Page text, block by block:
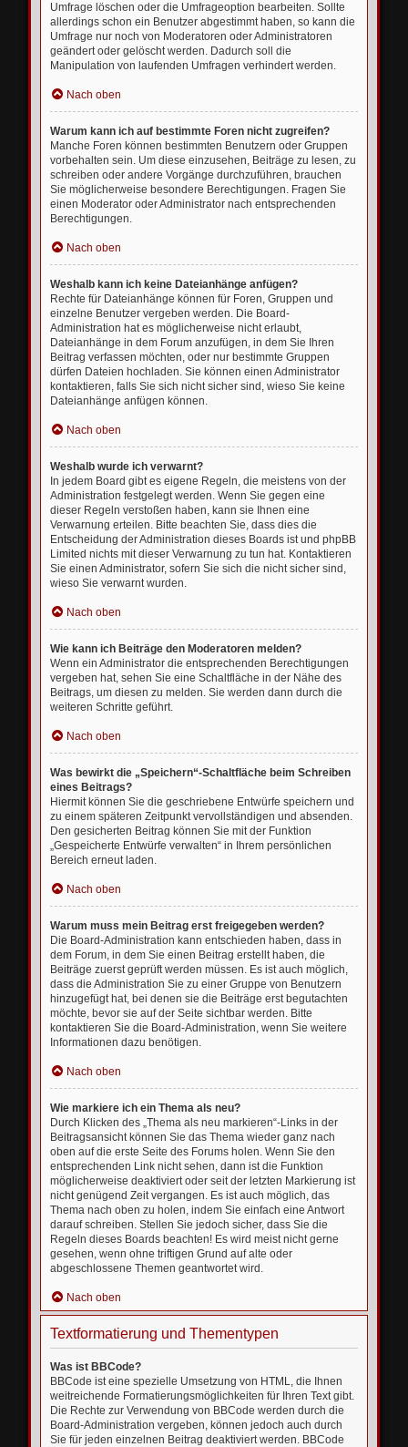
Umfrage löschen oder die Umfrageoption bearbeiten. Sollte
allerdings schon ein Benutzer abgestimmt haben, so kann die
Umfrage nur noch von Moderatoren oder Administratoren
geändert oder gelöscht werden. Dadurch soll die
Manipulation von laufenden Umfragen verhindert werden.
Nach oben
Warum kann ich auf bestimmte Foren nicht zugreifen?
Manche Foren können bestimmten Benutzern oder Gruppen
vorbehalten sein. Um diese einzusehen, Beiträge zu lesen, zu
schreiben oder andere Vorgänge durchzuführen, brauchen
Sie möglicherweise besondere Berechtigungen. Fragen Sie
einen Moderator oder Administrator nach entsprechenden
Berechtigungen.
Nach oben
Weshalb kann ich keine Dateianhänge anfügen?
Rechte für Dateianhänge können für Foren, Gruppen und
einzelne Benutzer vergeben werden. Die Board-
Administration hat es möglicherweise nicht erlaubt,
Dateianhänge in dem Forum anzufügen, in dem Sie Ihren
Beitrag verfassen möchten, oder nur bestimmte Gruppen
dürfen Dateien hochladen. Sie können einen Administrator
kontaktieren, falls Sie sich nicht sicher sind, wieso Sie keine
Dateianhänge anfügen können.
Nach oben
Weshalb wurde ich verwarnt?
In jedem Board gibt es eigene Regeln, die meistens von der
Administration festgelegt werden. Wenn Sie gegen eine
dieser Regeln verstoßen haben, kann sie Ihnen eine
Verwarnung erteilen. Bitte beachten Sie, dass dies die
Entscheidung der Administration dieses Boards ist und phpBB
Limited nichts mit dieser Verwarnung zu tun hat. Kontaktieren
Sie einen Administrator, sofern Sie sich die nicht sicher sind,
wieso Sie verwarnt wurden.
Nach oben
Wie kann ich Beiträge den Moderatoren melden?
Wenn ein Administrator die entsprechenden Berechtigungen
vergeben hat, sehen Sie eine Schaltfläche in der Nähe des
Beitrags, um diesen zu melden. Sie werden dann durch die
weiteren Schritte geführt.
Nach oben
Was bewirkt die „Speichern“-Schaltfläche beim Schreiben
eines Beitrags?
Hiermit können Sie die geschriebene Entwürfe speichern und
zu einem späteren Zeitpunkt vervollständigen und absenden.
Den gesicherten Beitrag können Sie mit der Funktion
„Gespeicherte Entwürfe verwalten“ in Ihrem persönlichen
Bereich erneut laden.
Nach oben
Warum muss mein Beitrag erst freigegeben werden?
Die Board-Administration kann entschieden haben, dass in
dem Forum, in dem Sie einen Beitrag erstellt haben, die
Beiträge zuerst geprüft werden müssen. Es ist auch möglich,
dass die Administration Sie zu einer Gruppe von Benutzern
hinzugefügt hat, bei denen sie die Beiträge erst begutachten
möchte, bevor sie auf der Seite sichtbar werden. Bitte
kontaktieren Sie die Board-Administration, wenn Sie weitere
Informationen dazu benötigen.
Nach oben
Wie markiere ich ein Thema als neu?
Durch Klicken des „Thema als neu markieren“-Links in der
Beitragsansicht können Sie das Thema wieder ganz nach
oben auf die erste Seite des Forums holen. Wenn Sie den
entsprechenden Link nicht sehen, dann ist die Funktion
möglicherweise deaktiviert oder seit der letzten Markierung ist
nicht genügend Zeit vergangen. Es ist auch möglich, das
Thema nach oben zu holen, indem Sie einfach eine Antwort
darauf schreiben. Stellen Sie jedoch sicher, dass Sie die
Regeln dieses Boards beachten! Es wird meist nicht gerne
gesehen, wenn ohne triftigen Grund auf alte oder
abgeschlossene Themen geantwortet wird.
Nach oben
Textformatierung und Thementypen
Was ist BBCode?
BBCode ist eine spezielle Umsetzung von HTML, die Ihnen
weitreichende Formatierungsmöglichkeiten für Ihren Text gibt.
Die Rechte zur Verwendung von BBCode werden durch die
Board-Administration vergeben, können jedoch auch durch
Sie für jeden einzelnen Beitrag deaktiviert werden. BBCode